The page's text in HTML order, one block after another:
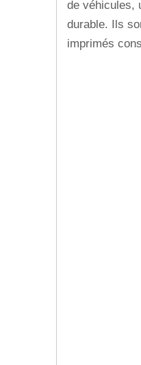
de véhicules,
durable. Ils
imprimés